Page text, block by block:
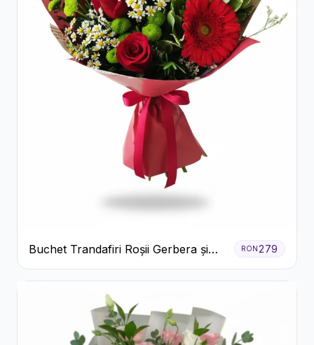
Buchet Trandafiri Roșii Gerbera și
Verdeață
RON 279